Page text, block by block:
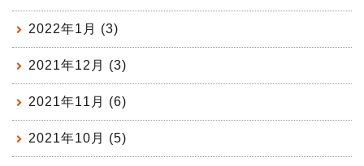
2022年1月 (3)
2021年12月 (3)
2021年11月 (6)
2021年10月 (5)